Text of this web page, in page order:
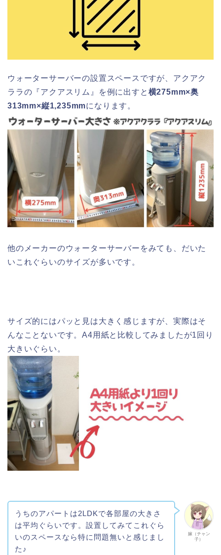
ウォーターサーバーの設置スペースですが、アクアク
ララの『アクアスリム』を例に出すと 横275mm×奥
313mm×縦1,235mmになります。
他のメーカーのウォーターサーバーをみても、だいた
いこれぐらいのサイズが多いです。
サイズ的にはパッと見は大きく感じますが、実際はそ
んなことないです。A4用紙と比較してみましたが1回り
大きいぐらい。
嫁（チャン
子）
うちのアパートは2LDKで各部屋の大きさ
は平均ぐらいです。設置してみてこれぐら
いのスペースなら特に問題無いと感じまし
た♪